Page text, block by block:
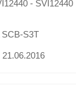
SCB-S3T
21.06.2016